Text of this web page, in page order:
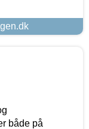
både på